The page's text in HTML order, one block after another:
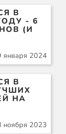
В
- 6
(И
января 2024
В
НА
ноября 2023